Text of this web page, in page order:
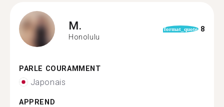
M.
Honolulu
format_quote 8
PARLE COURAMMENT
Japonais
APPREND